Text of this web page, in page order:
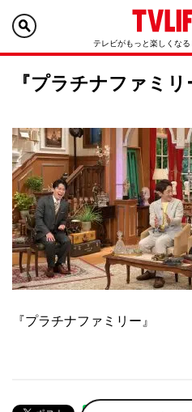
テレビがもっと楽しくな
『プラチナファミリ
『プラチナファミリー』